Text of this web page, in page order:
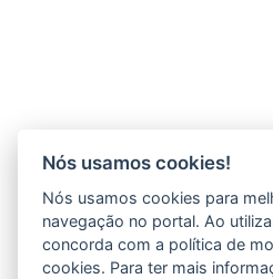
Nós usamos cookies!
Nós usamos cookies para
navegação no portal. Ao
concorda com a política de
cookies. Para ter mais